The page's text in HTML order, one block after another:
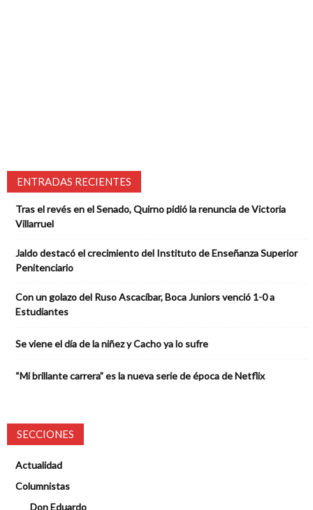
ENTRADAS RECIENTES
Tras el revés en el Senado, Quirno pidió la renuncia de Victoria
Villarruel
Jaldo destacó el crecimiento del Instituto de Enseñanza Superior
Penitenciario
Con un golazo del Ruso Ascacíbar, Boca Juniors venció 1-0 a
Estudiantes
Se viene el día de la niñez y Cacho ya lo sufre
“Mi brillante carrera” es la nueva serie de época de Netflix
SECCIONES
Actualidad
Columnistas
Don Eduardo